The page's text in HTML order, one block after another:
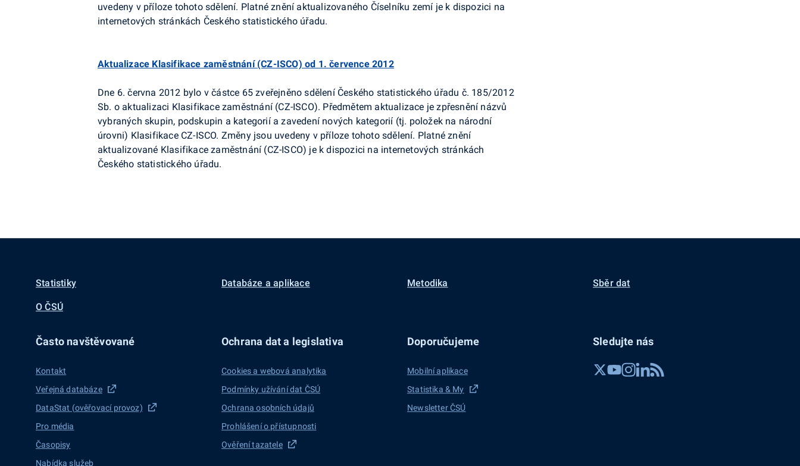
uvedeny v příloze tohoto sdělení. Platné znění aktualizovaného Číselníku zemí je k dispozici na
internetových stránkách Českého statistického úřadu.
Aktualizace Klasifikace zaměstnání (CZ-ISCO) od 1. července 2012
Dne 6. června 2012 bylo v částce 65 zveřejněno sdělení Českého statistického úřadu č. 185/2012
Sb. o aktualizaci Klasifikace zaměstnání (CZ-ISCO). Předmětem aktualizace je zpřesnění názvů
vybraných skupin, podskupin a kategorií a zavedení nových kategorií (tj. položek na národní
úrovni) Klasifikace CZ-ISCO. Změny jsou uvedeny v příloze tohoto sdělení. Platné znění
aktualizované Klasifikace zaměstnání (CZ-ISCO) je k dispozici na internetových stránkách
Českého statistického úřadu.
Statistiky Databáze a aplikace Metodika Sběr dat
O ČSÚ
Často navštěvované
Kontakt
Veřejná databáze
DataStat (ověřovací provoz)
Pro média
Časopisy
Nabídka služeb
Ochrana dat a legislativa
Cookies a webová analytika
Podmínky užívání dat ČSÚ
Ochrana osobních údajů
Prohlášení o přístupnosti
Ověření tazatele
Doporučujeme
Mobilní aplikace
Statistika & My
Newsletter ČSÚ
Sledujte nás